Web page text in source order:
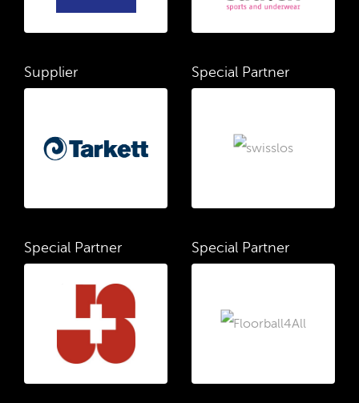
Supplier Special Partner
Special Partner Special Partner